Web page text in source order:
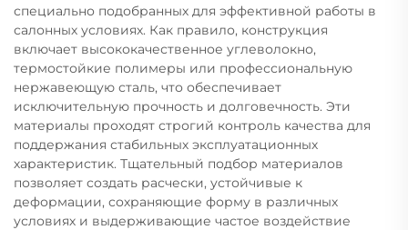
специально подобранных для эффективной работы в
салонных условиях. Как правило, конструкция
включает высококачественное углеволокно,
термостойкие полимеры или профессиональную
нержавеющую сталь, что обеспечивает
исключительную прочность и долговечность. Эти
материалы проходят строгий контроль качества для
поддержания стабильных эксплуатационных
характеристик. Тщательный подбор материалов
позволяет создать расчески, устойчивые к
деформации, сохраняющие форму в различных
условиях и выдерживающие частое воздействие